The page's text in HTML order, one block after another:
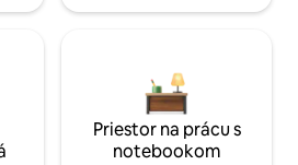
Priestor na prácu s
notebookom